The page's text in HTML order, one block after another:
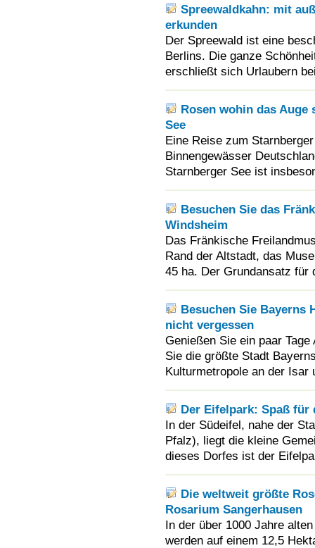
Spreewaldkahn: mit
erkunden
Der Spreewald ist eine
Berlins. Die ganze
erschließt sich Urlaubern
Rosen wohin das
See
Eine Reise zum
Binnengewässer
Starnberger See ist
Besuchen Sie das
Windsheim
Das Fränkische
Rand der Altstadt, das
45 ha. Der Grundansatz
Besuchen Sie Bayerns
nicht vergessen
Genießen Sie ein paar
Sie die größte Stadt
Kulturmetropole an der
Der Eifelpark: Spaß für
In der Südeifel, nahe der
Pfalz), liegt die kleine
dieses Dorfes ist der
Die weltweit größte
Rosarium Sangerhausen
In der über 1000 Jahre
werden auf einem 12,5